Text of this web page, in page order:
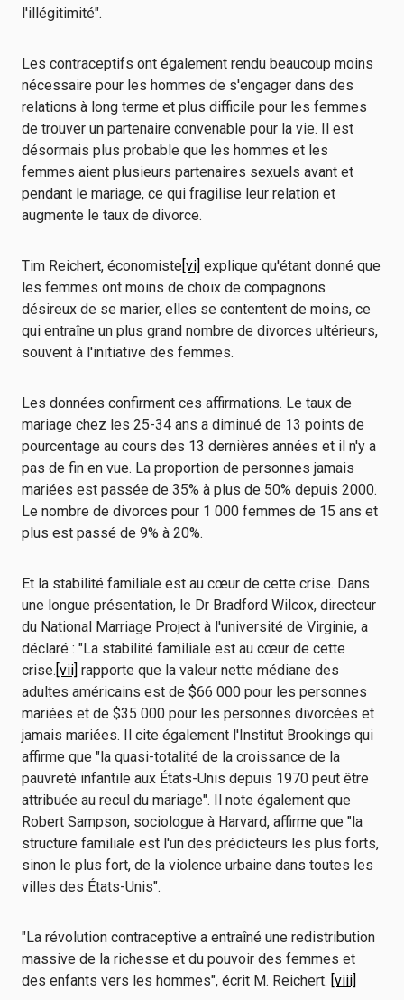
l'illégitimité".
Les contraceptifs ont également rendu beaucoup moins
nécessaire pour les hommes de s'engager dans des
relations à long terme et plus difficile pour les femmes
de trouver un partenaire convenable pour la vie. Il est
désormais plus probable que les hommes et les
femmes aient plusieurs partenaires sexuels avant et
pendant le mariage, ce qui fragilise leur relation et
augmente le taux de divorce.
Tim Reichert, économiste[vi] explique qu'étant donné que
les femmes ont moins de choix de compagnons
désireux de se marier, elles se contentent de moins, ce
qui entraîne un plus grand nombre de divorces ultérieurs,
souvent à l'initiative des femmes.
Les données confirment ces affirmations. Le taux de
mariage chez les 25-34 ans a diminué de 13 points de
pourcentage au cours des 13 dernières années et il n'y a
pas de fin en vue. La proportion de personnes jamais
mariées est passée de 35% à plus de 50% depuis 2000.
Le nombre de divorces pour 1 000 femmes de 15 ans et
plus est passé de 9% à 20%.
Et la stabilité familiale est au cœur de cette crise. Dans
une longue présentation, le Dr Bradford Wilcox, directeur
du National Marriage Project à l'université de Virginie, a
déclaré : "La stabilité familiale est au cœur de cette
crise.[vii] rapporte que la valeur nette médiane des
adultes américains est de $66 000 pour les personnes
mariées et de $35 000 pour les personnes divorcées et
jamais mariées. Il cite également l'Institut Brookings qui
affirme que "la quasi-totalité de la croissance de la
pauvreté infantile aux États-Unis depuis 1970 peut être
attribuée au recul du mariage". Il note également que
Robert Sampson, sociologue à Harvard, affirme que "la
structure familiale est l'un des prédicteurs les plus forts,
sinon le plus fort, de la violence urbaine dans toutes les
villes des États-Unis".
"La révolution contraceptive a entraîné une redistribution
massive de la richesse et du pouvoir des femmes et
des enfants vers les hommes", écrit M. Reichert. [viii]